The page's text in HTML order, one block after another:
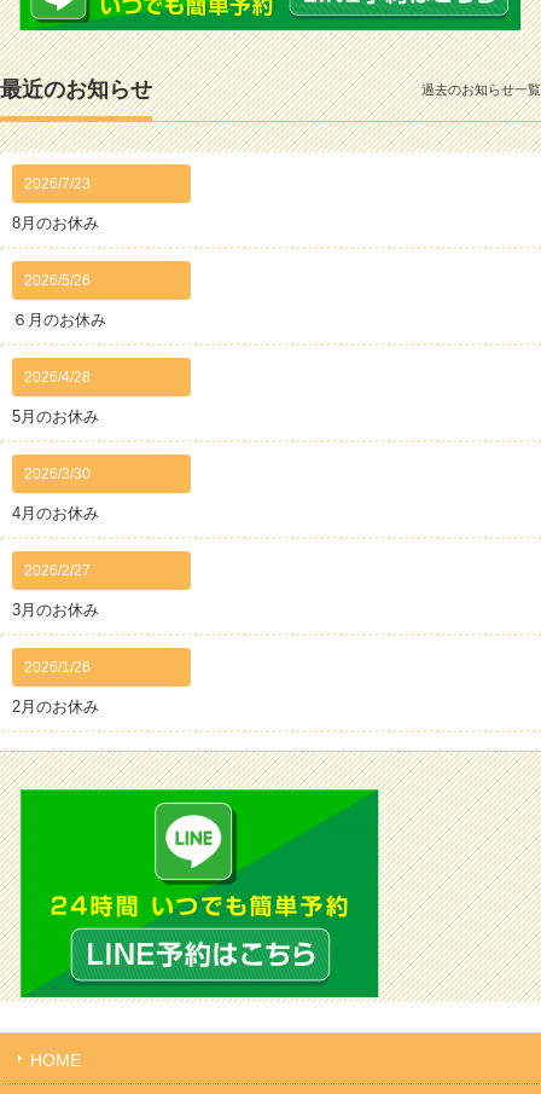
最近のお知らせ
2026/7/23
8月のお休み
2026/5/26
６月のお休み
2026/4/28
5月のお休み
2026/3/30
4月のお休み
2026/2/27
3月のお休み
2026/1/26
2月のお休み
過去のお知らせ一覧
HOME